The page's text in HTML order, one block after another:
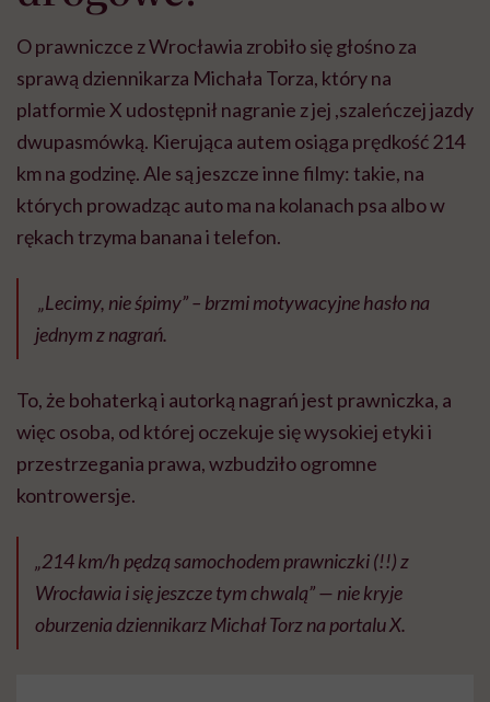
O prawniczce z Wrocławia zrobiło się głośno za
sprawą dziennikarza Michała Torza, który na
platformie X udostępnił nagranie z jej ,szaleńczej jazdy
dwupasmówką. Kierująca autem osiąga prędkość 214
km na godzinę. Ale są jeszcze inne filmy: takie, na
których prowadząc auto ma na kolanach psa albo w
rękach trzyma banana i telefon.
„Lecimy, nie śpimy” – brzmi motywacyjne hasło na
jednym z nagrań.
To, że bohaterką i autorką nagrań jest prawniczka, a
więc osoba, od której oczekuje się wysokiej etyki i
przestrzegania prawa, wzbudziło ogromne
kontrowersje.
„214 km/h pędzą samochodem prawniczki (!!) z
Wrocławia i się jeszcze tym chwalą” — nie kryje
oburzenia dziennikarz Michał Torz na portalu X.